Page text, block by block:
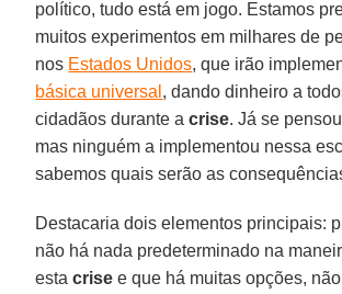
político, tudo está em jogo. Estamos
muitos experimentos em milhares de
nos Estados Unidos, que irão
básica universal , dando dinheiro a
cidadãos durante acrise. Já se
mas ninguém a implementou nessa
sabemos quais serão as
Destacaria dois elementos principais:
não há nada predeterminado na
estacrise e que há muitas opções,